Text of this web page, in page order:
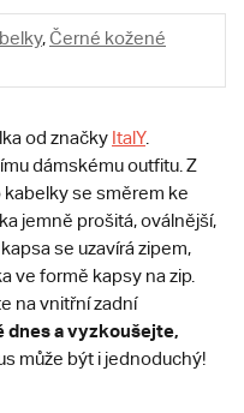
,Černé kožené
od značky ItalY.
dámskému outfitu. Z
se směrem ke
jemně prošitá, oválnější,
se uzavírá zipem,
ve formě kapsy na zip.
na vnitřní zadní
dnes a vyzkoušejte,
může být i jednoduchý!